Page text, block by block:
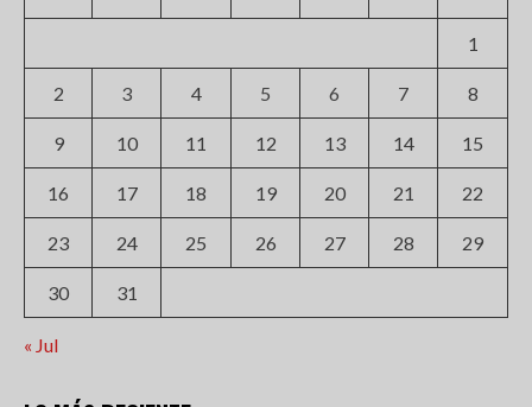
1
2 3 4 5 6 7 8
9 10 11 12 13 14 15
16 17 18 19 20 21 22
23 24 25 26 27 28 29
30 31
« Jul